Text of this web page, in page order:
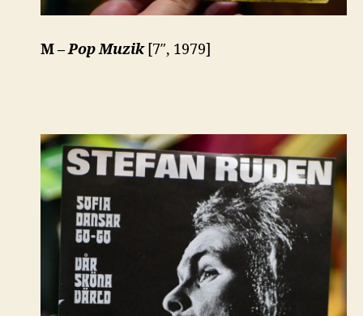
M –Pop Muzik[7″, 1979]